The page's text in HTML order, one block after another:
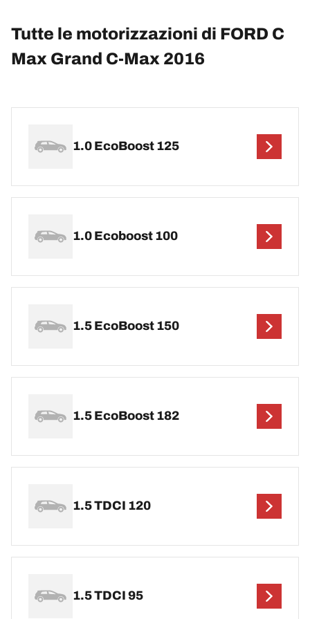
Tutte le motorizzazioni di FORD C
Max Grand C-Max 2016
1.0 EcoBoost 125
1.0 Ecoboost 100
1.5 EcoBoost 150
1.5 EcoBoost 182
1.5 TDCI 120
1.5 TDCI 95